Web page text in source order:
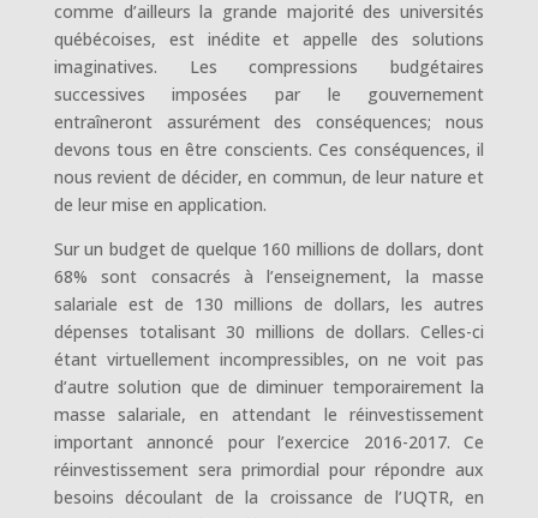
comme d’ailleurs la grande majorité des universités
québécoises, est inédite et appelle des solutions
imaginatives. Les compressions budgétaires
successives imposées par le gouvernement
entraîneront assurément des conséquences; nous
devons tous en être conscients. Ces conséquences, il
nous revient de décider, en commun, de leur nature et
de leur mise en application.
Sur un budget de quelque 160 millions de dollars, dont
68% sont consacrés à l’enseignement, la masse
salariale est de 130 millions de dollars, les autres
dépenses totalisant 30 millions de dollars. Celles-ci
étant virtuellement incompressibles, on ne voit pas
d’autre solution que de diminuer temporairement la
masse salariale, en attendant le réinvestissement
important annoncé pour l’exercice 2016-2017. Ce
réinvestissement sera primordial pour répondre aux
besoins découlant de la croissance de l’UQTR, en